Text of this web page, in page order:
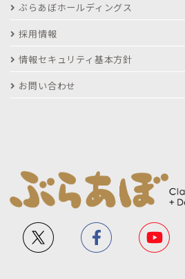
ぶらあぼホールディングス
採用情報
情報セキュリティ基本方針
お問い合わせ